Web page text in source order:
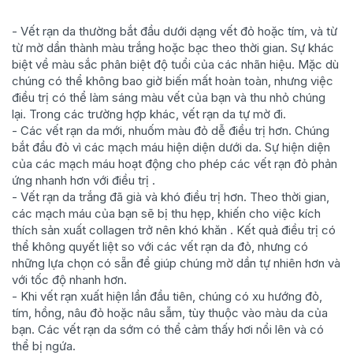
- Vết rạn da thường bắt đầu dưới dạng vết đỏ hoặc tím, và từ
từ mờ dần thành màu trắng hoặc bạc theo thời gian. Sự khác
biệt về màu sắc phân biệt độ tuổi của các nhãn hiệu. Mặc dù
chúng có thể không bao giờ biến mất hoàn toàn, nhưng việc
điều trị có thể làm sáng màu vết của bạn và thu nhỏ chúng
lại. Trong các trường hợp khác, vết rạn da tự mờ đi.
- Các vết rạn da mới, nhuốm màu đỏ dễ điều trị hơn. Chúng
bắt đầu đỏ vì các mạch máu hiện diện dưới da. Sự hiện diện
của các mạch máu hoạt động cho phép các vết rạn đỏ phản
ứng nhanh hơn với điều trị .
- Vết rạn da trắng đã già và khó điều trị hơn. Theo thời gian,
các mạch máu của bạn sẽ bị thu hẹp, khiến cho việc kích
thích sản xuất collagen trở nên khó khăn . Kết quả điều trị có
thể không quyết liệt so với các vết rạn da đỏ, nhưng có
những lựa chọn có sẵn để giúp chúng mờ dần tự nhiên hơn và
với tốc độ nhanh hơn.
- Khi vết rạn xuất hiện lần đầu tiên, chúng có xu hướng đỏ,
tím, hồng, nâu đỏ hoặc nâu sẫm, tùy thuộc vào màu da của
bạn. Các vết rạn da sớm có thể cảm thấy hơi nổi lên và có
thể bị ngứa.